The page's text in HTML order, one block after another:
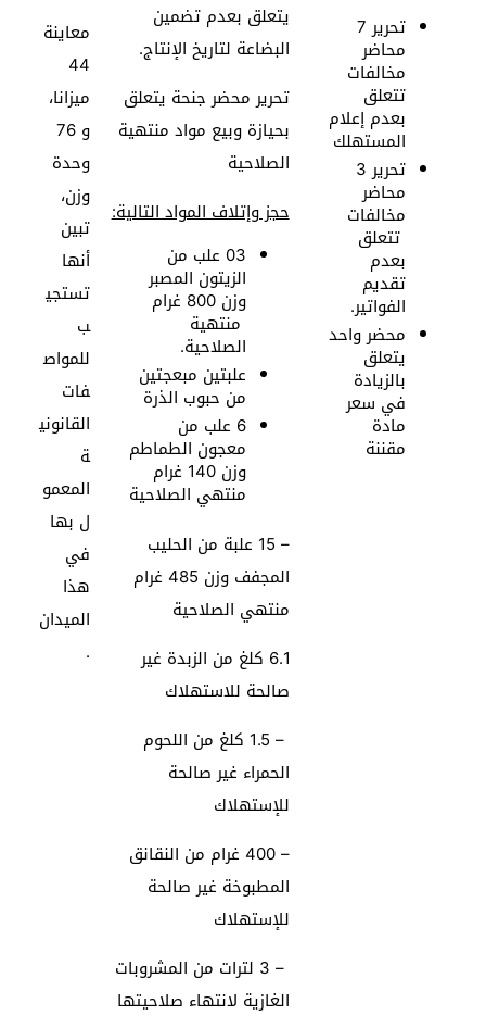
تحرير 7
محاضر
مخالفات
تتعلق
بعدم إعلام
المستهلك
تحرير 3
محاضر
مخالفات
تتعلق
بعدم
تقديم
الفواتير.
محضر واحد
يتعلق
بالزيادة
في سعر
مادة
مقننة
يتعلق بعدم تضمين
البضاعة لتاريخ الإنتاج.
تحرير محضر جنحة يتعلق
بحيازة وبيع مواد منتهية
الصلاحية
حجز وإتلاف المواد التالية:
03 علب من
الزيتون المصبر
وزن 800 غرام
منتهية
الصلاحية.
علبتين مبعجتين
من حبوب الذرة
6 علب من
معجون الطماطم
وزن 140 غرام
منتهي الصلاحية
– 15 علبة من الحليب
المجفف وزن 485 غرام
منتهي الصلاحية
6.1 كلغ من الزبدة غير
صالحة للاستهلاك
– 1.5 كلغ من اللحوم
الحمراء غير صالحة
للإستهلاك
– 400 غرام من النقانق
المطبوخة غير صالحة
للإستهلاك
– 3 لترات من المشروبات
الغازية لانتهاء صلاحيتها
معاينة
44
ميزانا،
و 76
وحدة
وزن،
تبين
أنها
تستجي
ب
للمواص
فات
القانوني
ة
المعمو
ل بها
في
هذا
الميدان
.